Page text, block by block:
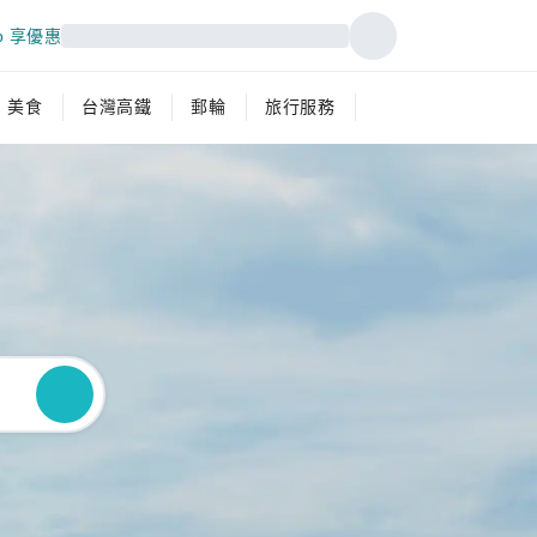
享優惠
美食 台灣高鐵 郵輪 旅行服務